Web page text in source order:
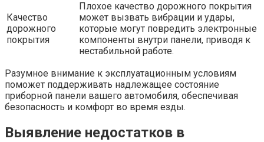
Качество
дорожного
покрытия
Плохое качество дорожного покрытия
может вызвать вибрации и удары,
которые могут повредить электронные
компоненты внутри панели, приводя к
нестабильной работе.
Разумное внимание к эксплуатационным условиям
поможет поддерживать надлежащее состояние
приборной панели вашего автомобиля, обеспечивая
безопасность и комфорт во время езды.
Выявление недостатков в